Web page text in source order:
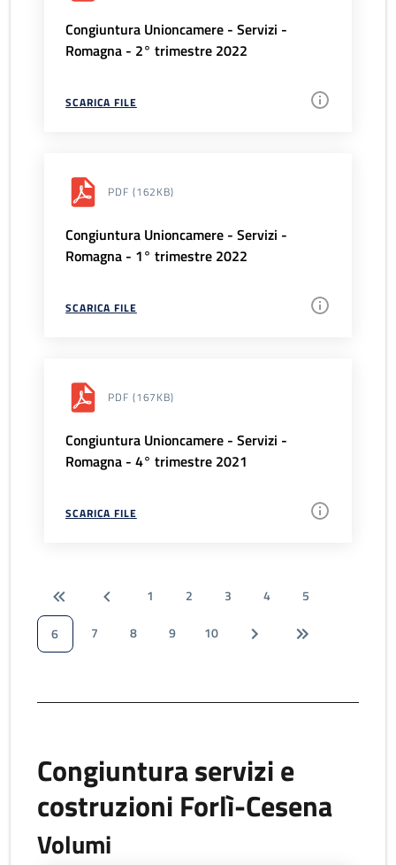
Congiuntura Unioncamere - Servizi -
Romagna - 2° trimestre 2022
SCARICA FILE
PDF (162KB)
Congiuntura Unioncamere - Servizi -
Romagna - 1° trimestre 2022
SCARICA FILE
PDF (167KB)
Congiuntura Unioncamere - Servizi -
Romagna - 4° trimestre 2021
SCARICA FILE
1 2 3 4
5
6
7 8 9 10
Congiuntura servizi e
costruzioni Forlì-Cesena
Volumi